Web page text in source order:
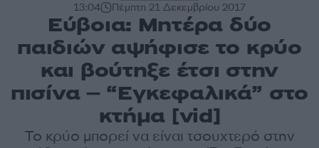
13:04 Πέμπτη 21 Δεκεμβρίου 2017
Εύβοια: Μητέρα δύο
παιδιών αψήφισε το κρύο
και βούτηξε έτσι στην
πισίνα – “Εγκεφαλικά” στο
κτήμα [vid]
Το κρύο μπορεί να είναι τσουχτερό στην